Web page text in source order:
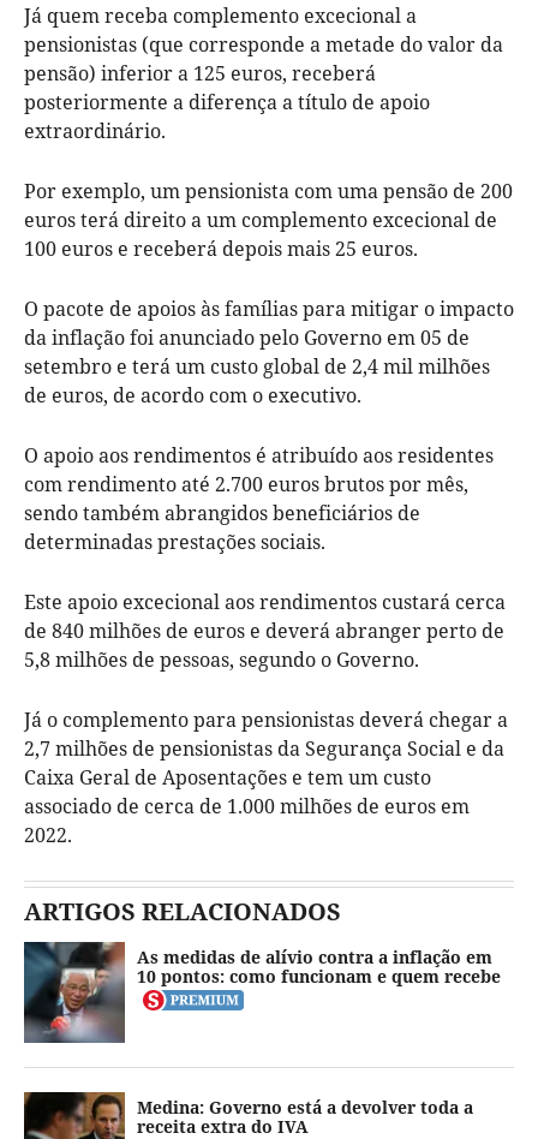
Já quem receba complemento excecional a
pensionistas (que corresponde a metade do valor da
pensão) inferior a 125 euros, receberá
posteriormente a diferença a título de apoio
extraordinário.
Por exemplo, um pensionista com uma pensão de 200
euros terá direito a um complemento excecional de
100 euros e receberá depois mais 25 euros.
O pacote de apoios às famílias para mitigar o impacto
da inflação foi anunciado pelo Governo em 05 de
setembro e terá um custo global de 2,4 mil milhões
de euros, de acordo com o executivo.
O apoio aos rendimentos é atribuído aos residentes
com rendimento até 2.700 euros brutos por mês,
sendo também abrangidos beneficiários de
determinadas prestações sociais.
Este apoio excecional aos rendimentos custará cerca
de 840 milhões de euros e deverá abranger perto de
5,8 milhões de pessoas, segundo o Governo.
Já o complemento para pensionistas deverá chegar a
2,7 milhões de pensionistas da Segurança Social e da
Caixa Geral de Aposentações e tem um custo
associado de cerca de 1.000 milhões de euros em
2022.
ARTIGOS RELACIONADOS
As medidas de alívio contra a inflação em
10 pontos: como funcionam e quem recebe
Medina: Governo está a devolver toda a
receita extra do IVA